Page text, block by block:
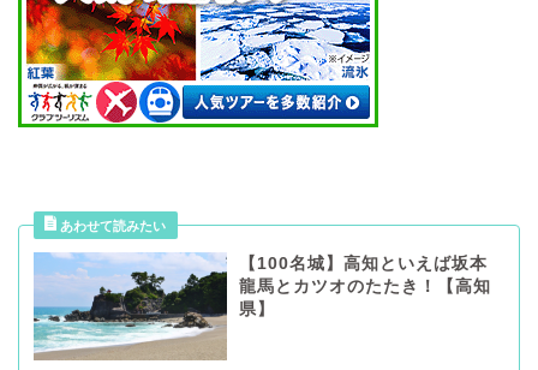
【100名城】高知といえば坂本
龍馬とカツオのたたき！【高知
県】